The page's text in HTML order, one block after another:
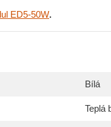
ED5-50W.
Bílá
Teplá